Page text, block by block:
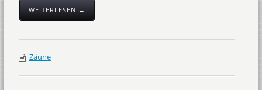
WEITERLESEN →
Zäune